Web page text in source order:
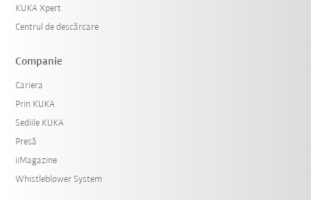
KUKA Xpert
Centrul de descărcare
Companie
Cariera
Prin KUKA
Sediile KUKA
Presă
iiMagazine
Whistleblower System